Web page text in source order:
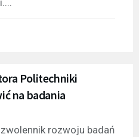
Politechniki
na badania
rozwoju badań